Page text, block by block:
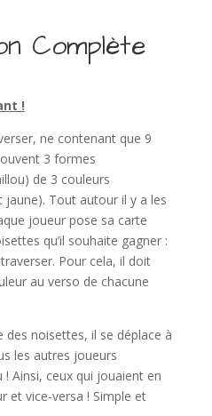
Complète
!
ne contenant que 9
3 formes
de 3 couleurs
jaune). Tout autour il y a les
joueur pose sa carte
qu’il souhaite gagner :
Pour cela, il doit
au verso de chacune
des noisettes, il se déplace à
les autres joueurs
Ainsi, ceux qui jouaient en
et vice-versa ! Simple et